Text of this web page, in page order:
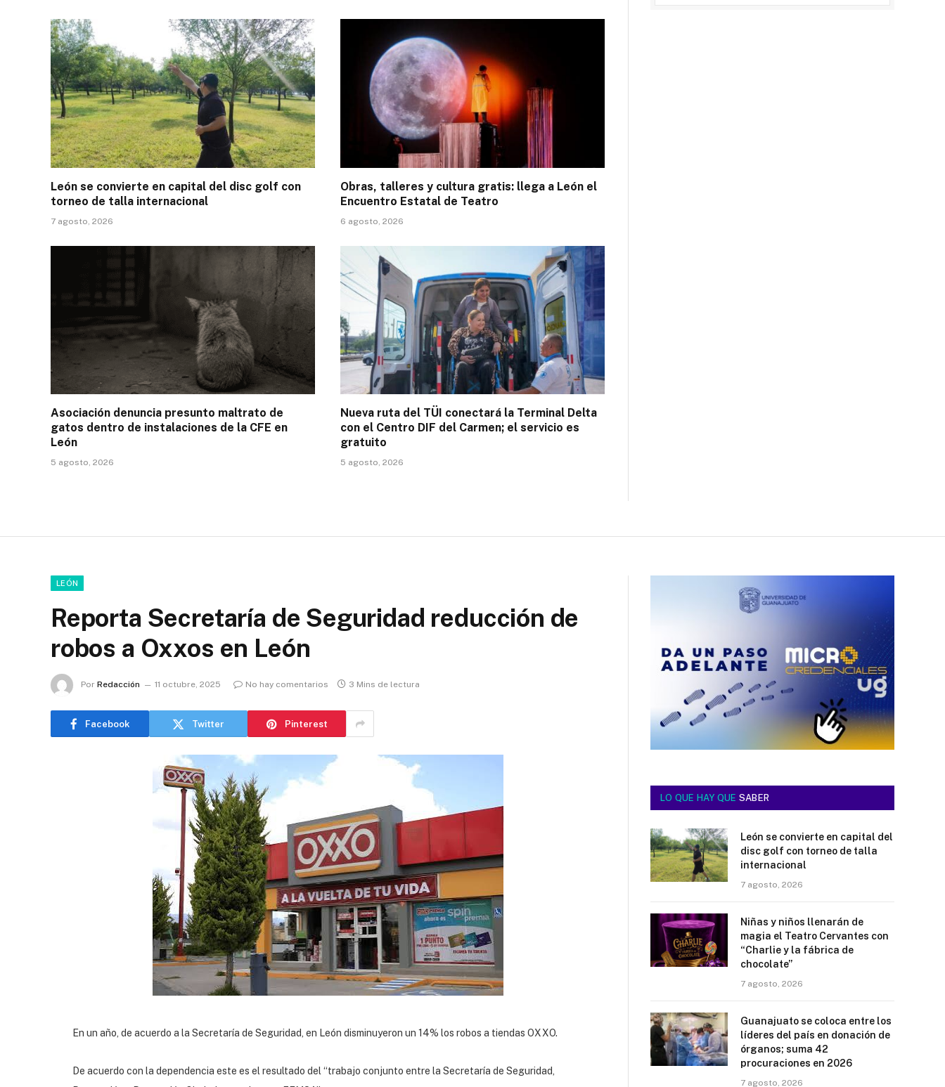
León se convierte en capital del disc golf con
torneo de talla internacional
7 agosto, 2026
Obras, talleres y cultura gratis: llega a León el
Encuentro Estatal de Teatro
6 agosto, 2026
Asociación denuncia presunto maltrato de
gatos dentro de instalaciones de la CFE en
León
5 agosto, 2026
Nueva ruta del TÜI conectará la Terminal Delta
con el Centro DIF del Carmen; el servicio es
gratuito
5 agosto, 2026
LEÓN
Reporta Secretaría de Seguridad reducción de
robos a Oxxos en León
Por Redacción 11 octubre, 2025 No hay comentarios 3 Mins de lectura
Facebook Twitter Pinterest
En un año, de acuerdo a la Secretaría de Seguridad, en León disminuyeron un 14% los robos a tiendas OXXO.
De acuerdo con la dependencia este es el resultado del “trabajo conjunto entre la Secretaría de Seguridad,
LO QUE HAY QUE SABER
León se convierte en capital del
disc golf con torneo de talla
internacional
7 agosto, 2026
Niñas y niños llenarán de
magia el Teatro Cervantes con
“Charlie y la fábrica de
chocolate”
7 agosto, 2026
Guanajuato se coloca entre los
líderes del país en donación de
órganos; suma 42
procuraciones en 2026
7 agosto, 2026